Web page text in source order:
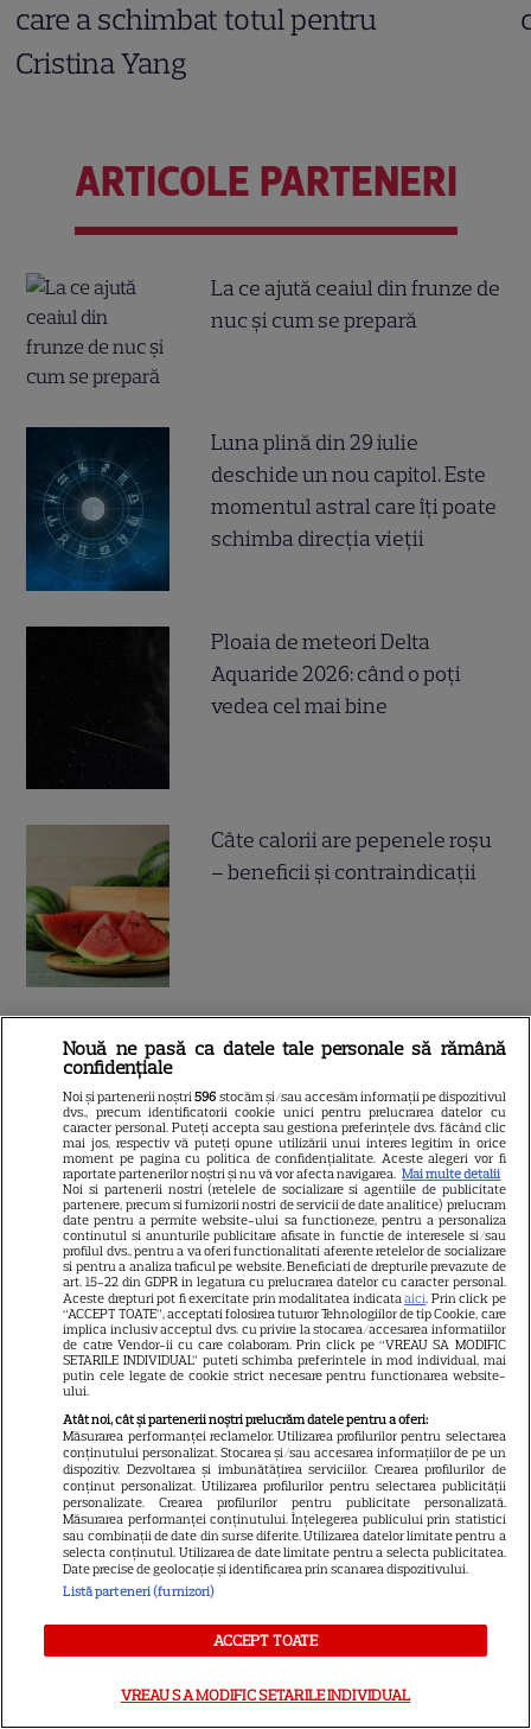
care a schimbat totul pentru
Cristina Yang
ARTICOLE PARTENERI
La ce ajută ceaiul din frunze de
nuc și cum se prepară
Luna plină din 29 iulie
deschide un nou capitol. Este
momentul astral care îți poate
schimba direcția vieții
Ploaia de meteori Delta
Aquaride 2026: când o poți
vedea cel mai bine
Câte calorii are pepenele roșu
– beneficii și contraindicații
ALTE ARTICOLE
INTERESANTE
3
VEDETE STRĂINE
Marvel are un nou Black
Panther. David Jonsson preia
moștenirea lui Chadwick
Boseman
7
VEDETE STRĂINE
Ryan Gosling este noul Ghost
Rider din Universul Marvel.
Anunțul făcut la Comic-Con i-
a entuziasmat pe fani
DISNEY PLUS
Prada 2” s-a lansat pe Disney+.
Nouă ne pasă ca datele tale personale să rămână
confidențiale
Noi și partenerii noștri596 stocăm și/sau accesăm informații pe dispozitivul
dvs., precum identificatorii cookie unici pentru prelucrarea datelor cu
caracter personal. Puteți accepta sau gestiona preferințele dvs. făcând clic
mai jos, respectiv vă puteți opune utilizării unui interes legitim în orice
moment pe pagina cu politica de confidențialitate. Aceste alegeri vor fi
raportate partenerilor noștri și nu vă vor afecta navigarea. Mai multe detalii
Noi si partenerii nostri (retelele de socializare si agentiile de publicitate
partenere, precum si furnizorii nostri de servicii de date analitice) prelucram
date pentru a permite website-ului sa functioneze, pentru a personaliza
continutul si anunturile publicitare afisate in functie de interesele si/sau
profilul dvs., pentru a va oferi functionalitati aferente retelelor de socializare
si pentru a analiza traficul pe website. Beneficiati de drepturile prevazute de
art. 15-22 din GDPR in legatura cu prelucrarea datelor cu caracter personal.
Aceste drepturi pot fi exercitate prin modalitatea indicataaici. Prin click pe
“ACCEPT TOATE”, acceptati folosirea tuturor Tehnologiilor de tip Cookie, care
implica inclusiv acceptul dvs. cu privire la stocarea/accesarea informatiilor
de catre Vendor-ii cu care colaboram. Prin click pe “VREAU SA MODIFIC
SETARILE INDIVIDUAL” puteti schimba preferintele in mod individual, mai
putin cele legate de cookie strict necesare pentru functionarea website-
ului.
Atât noi, cât și partenerii noștri prelucrăm datele pentru a oferi:
Măsurarea performanței reclamelor. Utilizarea profilurilor pentru selectarea
conținutului personalizat. Stocarea și/sau accesarea informațiilor de pe un
dispozitiv. Dezvoltarea și îmbunătățirea serviciilor. Crearea profilurilor de
conținut personalizat. Utilizarea profilurilor pentru selectarea publicității
personalizate. Crearea profilurilor pentru publicitate personalizată.
Măsurarea performanței conținutului. Înțelegerea publicului prin statistici
sau combinații de date din surse diferite. Utilizarea datelor limitate pentru a
selecta conținutul. Utilizarea de date limitate pentru a selecta publicitatea.
Date precise de geolocație și identificarea prin scanarea dispozitivului.
Listă parteneri (furnizori)
ACCEPT TOATE
VREAU SA MODIFIC SETARILE INDIVIDUAL